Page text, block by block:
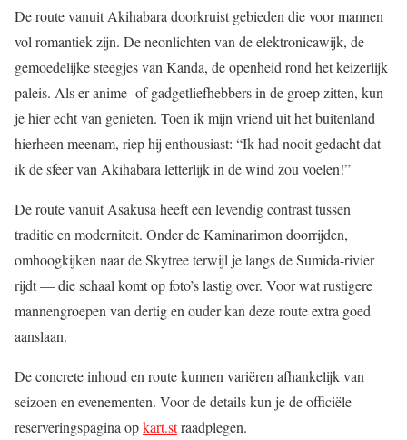
De route vanuit Akihabara doorkruist gebieden die voor mannen
vol romantiek zijn. De neonlichten van de elektronicawijk, de
gemoedelijke steegjes van Kanda, de openheid rond het keizerlijk
paleis. Als er anime- of gadgetliefhebbers in de groep zitten, kun
je hier echt van genieten. Toen ik mijn vriend uit het buitenland
hierheen meenam, riep hij enthousiast: “Ik had nooit gedacht dat
ik de sfeer van Akihabara letterlijk in de wind zou voelen!”
De route vanuit Asakusa heeft een levendig contrast tussen
traditie en moderniteit. Onder de Kaminarimon doorrijden,
omhoogkijken naar de Skytree terwijl je langs de Sumida-rivier
rijdt — die schaal komt op foto’s lastig over. Voor wat rustigere
mannengroepen van dertig en ouder kan deze route extra goed
aanslaan.
De concrete inhoud en route kunnen variëren afhankelijk van
seizoen en evenementen. Voor de details kun je de officiële
reserveringspagina opkart.straadplegen.